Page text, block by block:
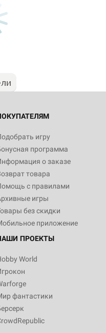
игру
программа
о заказе
товара
с правилами
игры
без скидки
приложение
ПРОЕКТЫ
World
фантастики